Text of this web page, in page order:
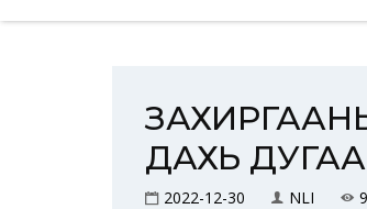
ДАХЬ
2022-12-30 NLI